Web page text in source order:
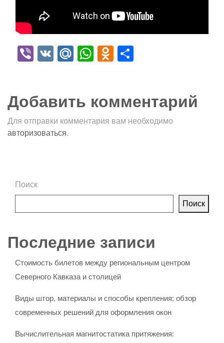
Viber
VK Mail.Ru
WhatsApp
Odnoklassniki
Добавить комментарий
Для отправки комментария вам необходимо
авторизоваться.
Поиск
Поиск
Последние записи
Стоимость билетов между региональным центром
Северного Кавказа и столицей
Виды штор, материалы и способы крепления: обзор
современных решений для оформления окон
Вычислительная магнитостатика притяжения: